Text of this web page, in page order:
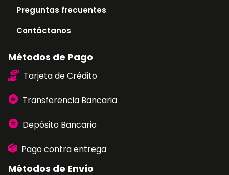
Preguntas frecuentes
Contáctanos
Métodos de Pago
Tarjeta de Crédito
Transferencia Bancaria
Depósito Bancario
Pago contra entrega
Métodos de Envío